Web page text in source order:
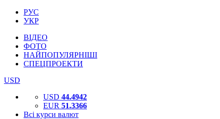
РУС
УКР
ВІДЕО
ФОТО
НАЙПОПУЛЯРНІШІ
СПЕЦПРОЕКТИ
USD
USD 44.4942
EUR 51.3366
Всі курси валют